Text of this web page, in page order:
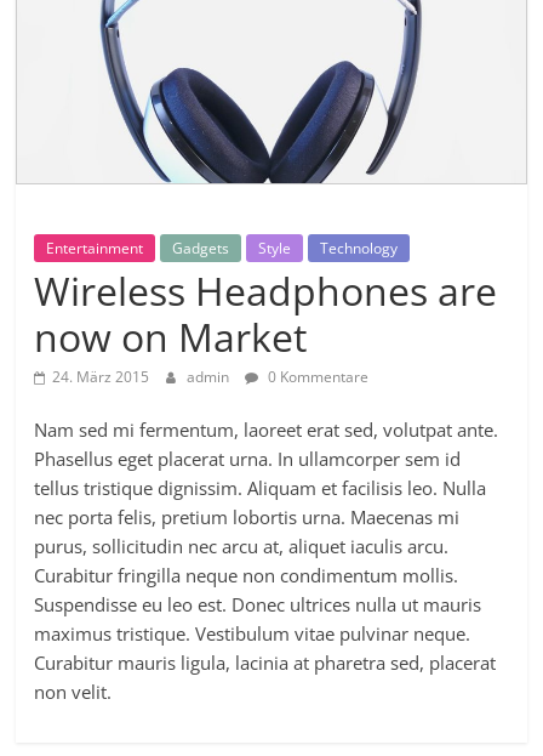
Entertainment Gadgets Style Technology
Wireless Headphones are
now on Market
24. März 2015 admin 0 Kommentare
Nam sed mi fermentum, laoreet erat sed, volutpat ante.
Phasellus eget placerat urna. In ullamcorper sem id
tellus tristique dignissim. Aliquam et facilisis leo. Nulla
nec porta felis, pretium lobortis urna. Maecenas mi
purus, sollicitudin nec arcu at, aliquet iaculis arcu.
Curabitur fringilla neque non condimentum mollis.
Suspendisse eu leo est. Donec ultrices nulla ut mauris
maximus tristique. Vestibulum vitae pulvinar neque.
Curabitur mauris ligula, lacinia at pharetra sed, placerat
non velit.